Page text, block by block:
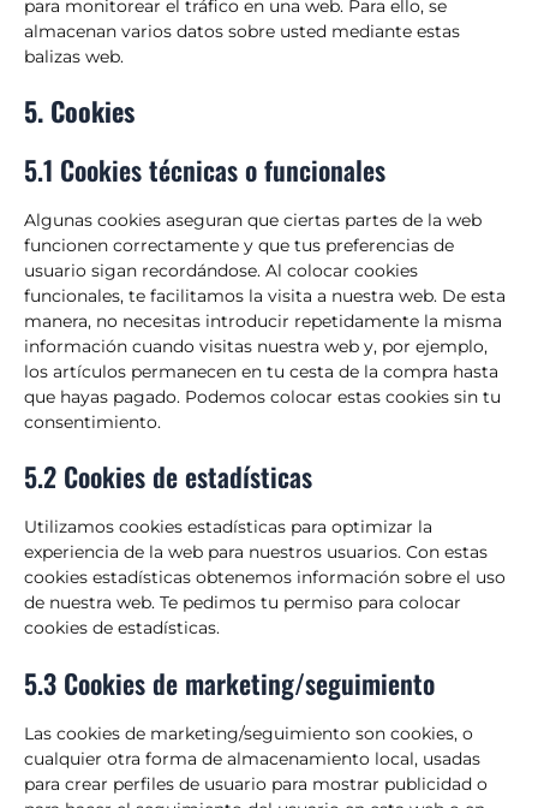
para monitorear el tráfico en una web. Para ello, se
almacenan varios datos sobre usted mediante estas
balizas web.
5. Cookies
5.1 Cookies técnicas o funcionales
Algunas cookies aseguran que ciertas partes de la web
funcionen correctamente y que tus preferencias de
usuario sigan recordándose. Al colocar cookies
funcionales, te facilitamos la visita a nuestra web. De esta
manera, no necesitas introducir repetidamente la misma
información cuando visitas nuestra web y, por ejemplo,
los artículos permanecen en tu cesta de la compra hasta
que hayas pagado. Podemos colocar estas cookies sin tu
consentimiento.
5.2 Cookies de estadísticas
Utilizamos cookies estadísticas para optimizar la
experiencia de la web para nuestros usuarios. Con estas
cookies estadísticas obtenemos información sobre el uso
de nuestra web. Te pedimos tu permiso para colocar
cookies de estadísticas.
5.3 Cookies de marketing/seguimiento
Las cookies de marketing/seguimiento son cookies, o
cualquier otra forma de almacenamiento local, usadas
para crear perfiles de usuario para mostrar publicidad o